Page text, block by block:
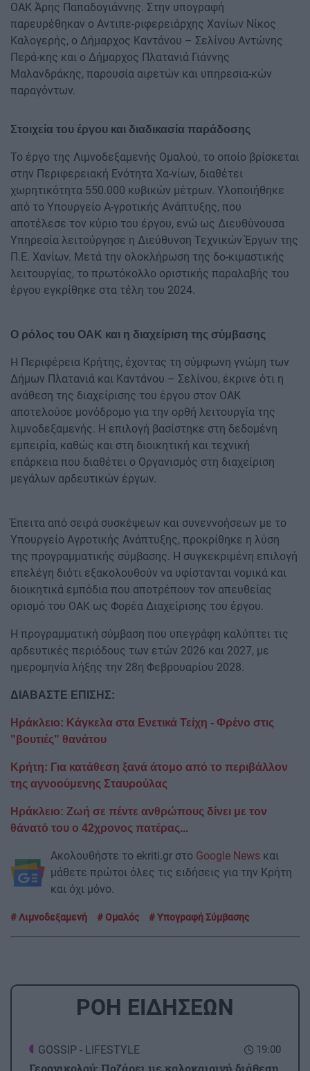
ΟΑΚ Άρης Παπαδογιάννης. Στην υπογραφή
παρευρέθηκαν ο Αντιπε-ριφερειάρχης Χανίων Νίκος
Καλογερής, ο Δήμαρχος Καντάνου – Σελίνου Αντώνης
Περά-κης και ο Δήμαρχος Πλατανιά Γιάννης
Μαλανδράκης, παρουσία αιρετών και υπηρεσια-κών
παραγόντων.
Στοιχεία του έργου και διαδικασία παράδοσης
Το έργο της Λιμνοδεξαμενής Ομαλού, το οποίο βρίσκεται
στην Περιφερειακή Ενότητα Χα-νίων, διαθέτει
χωρητικότητα 550.000 κυβικών μέτρων. Υλοποιήθηκε
από το Υπουργείο Α-γροτικής Ανάπτυξης, που
αποτέλεσε τον κύριο του έργου, ενώ ως Διευθύνουσα
Υπηρεσία λειτούργησε η Διεύθυνση Τεχνικών Έργων της
Π.Ε. Χανίων. Μετά την ολοκλήρωση της δο-κιμαστικής
λειτουργίας, το πρωτόκολλο οριστικής παραλαβής του
έργου εγκρίθηκε στα τέλη του 2024.
Ο ρόλος του ΟΑΚ και η διαχείριση της σύμβασης
Η Περιφέρεια Κρήτης, έχοντας τη σύμφωνη γνώμη των
Δήμων Πλατανιά και Καντάνου – Σελίνου, έκρινε ότι η
ανάθεση της διαχείρισης του έργου στον ΟΑΚ
αποτελούσε μονόδρομο για την ορθή λειτουργία της
λιμνοδεξαμενής. Η επιλογή βασίστηκε στη δεδομένη
εμπειρία, καθώς και στη διοικητική και τεχνική
επάρκεια που διαθέτει ο Οργανισμός στη διαχείριση
μεγάλων αρδευτικών έργων.
Έπειτα από σειρά συσκέψεων και συνεννοήσεων με το
Υπουργείο Αγροτικής Ανάπτυξης, προκρίθηκε η λύση
της προγραμματικής σύμβασης. Η συγκεκριμένη επιλογή
επελέγη διότι εξακολουθούν να υφίστανται νομικά και
διοικητικά εμπόδια που αποτρέπουν τον απευθείας
ορισμό του ΟΑΚ ως Φορέα Διαχείρισης του έργου.
Η προγραμματική σύμβαση που υπεγράφη καλύπτει τις
αρδευτικές περιόδους των ετών 2026 και 2027, με
ημερομηνία λήξης την 28η Φεβρουαρίου 2028.
ΔΙΑΒΑΣΤΕ ΕΠΙΣΗΣ:
Ηράκλειο: Κάγκελα στα Ενετικά Τείχη - Φρένο στις
"βουτιές" θανάτου
Κρήτη: Για κατάθεση ξανά άτομο από το περιβάλλον
της αγνοούμενης Σταυρούλας
Ηράκλειο: Ζωή σε πέντε ανθρώπους δίνει με τον
θάνατό του ο 42χρονος πατέρας...
Ακολουθήστε το ekriti.gr στο Google News και
μάθετε πρώτοι όλες τις ειδήσεις για την Κρήτη
και όχι μόνο.
Λιμνοδεξαμενή Ομαλός Υπογραφή Σύμβασης
ΡΟΗ ΕΙΔΗΣΕΩΝ
19:00
GOSSIP - LIFESTYLE
Γερονικολού: Ποζάρει με καλοκαιρινή διάθεση